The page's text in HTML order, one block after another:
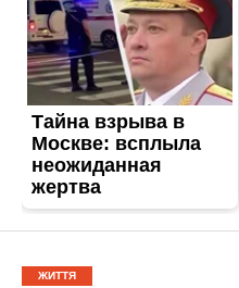
ЖИТТЯ